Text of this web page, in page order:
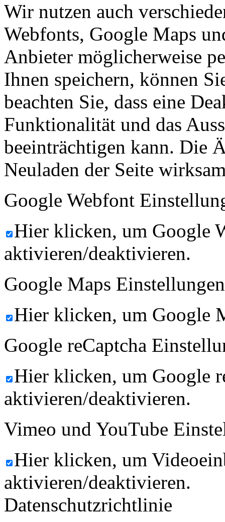
Wir nutzen auch
Webfonts, Google Maps
Anbieter möglicherweise
Ihnen speichern, können
beachten Sie, dass eine
Funktionalität und das
beeinträchtigen kann. Die
Neuladen der Seite
Google Webfont
Hier klicken, um Google
aktivieren/deaktivieren.
Google Maps
Hier klicken, um Google
Google reCaptcha
Hier klicken, um Google
aktivieren/deaktivieren.
Vimeo und YouTube
Hier klicken, um
aktivieren/deaktivieren.
Datenschutzrichtlinie